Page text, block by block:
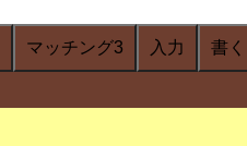
マッチング3 入力 書く